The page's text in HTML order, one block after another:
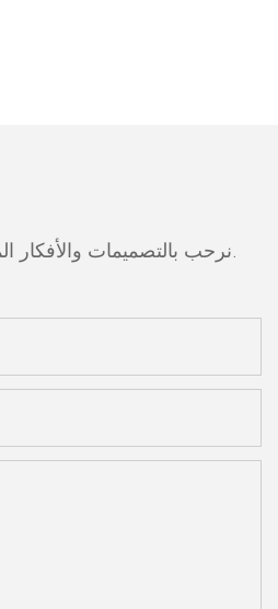
نرحب بالتصميمات والأفكار المخصصة وقادرة على تلبية المتطلبات المحددة. لمزيد من المعلومات، يرجى زيارة الموقع الإلكتروني أو الاتصال بنا مباشرة مع أسئلة أو استفسارات.